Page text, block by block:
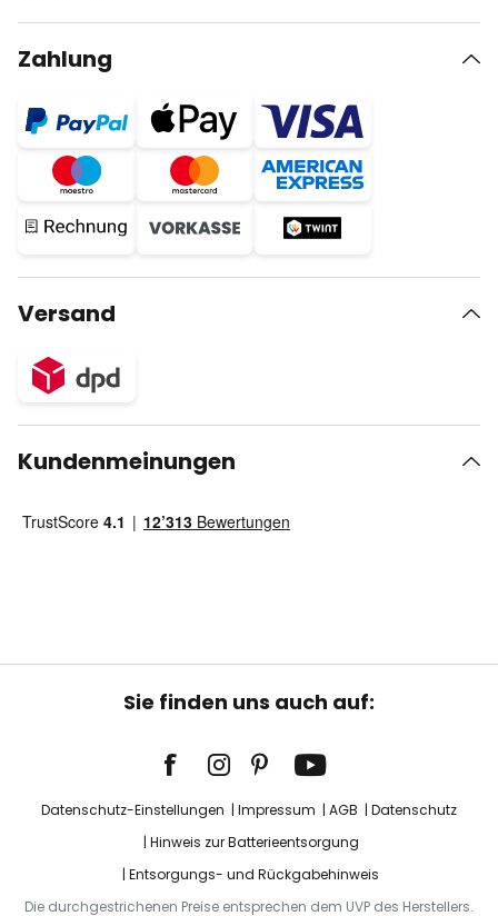
Zahlung
Versand
Kundenmeinungen
Sie finden uns auch auf:
Datenschutz-Einstellungen Impressum AGB
Datenschutz
Hinweis zur Batterieentsorgung
Entsorgungs- und Rückgabehinweis
Die durchgestrichenen Preise entsprechen dem UVP des Herstellers.